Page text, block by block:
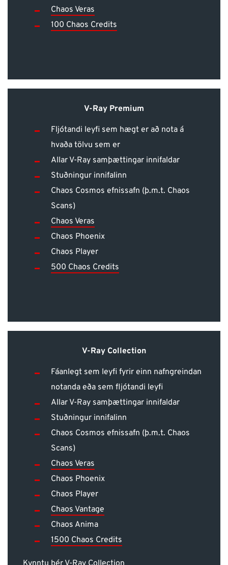
Chaos Veras
100 Chaos Credits
V-Ray Premium
Fljótandi leyfi sem hægt er að nota á
hvaða tölvu sem er
Allar V-Ray samþættingar innifaldar
Stuðningur innifalinn
Chaos Cosmos efnissafn (þ.m.t. Chaos
Scans)
Chaos Veras
Chaos Phoenix
Chaos Player
500 Chaos Credits
V-Ray Collection
Fáanlegt sem leyfi fyrir einn nafngreindan
notanda eða sem fljótandi leyfi
Allar V-Ray samþættingar innifaldar
Stuðningur innifalinn
Chaos Cosmos efnissafn (þ.m.t. Chaos
Scans)
Chaos Veras
Chaos Phoenix
Chaos Player
Chaos Vantage
Chaos Anima
1500 Chaos Credits